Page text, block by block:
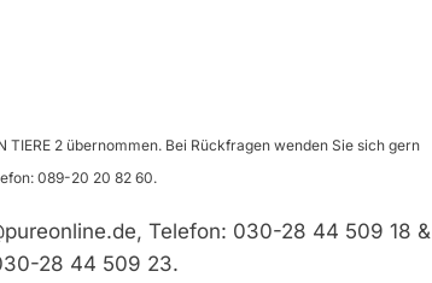
TIERE 2 übernommen. Bei Rückfragen wenden Sie sich gern
089-20 20 82 60.
, Telefon: 030-28 44 509 18 &
28 44 509 23.